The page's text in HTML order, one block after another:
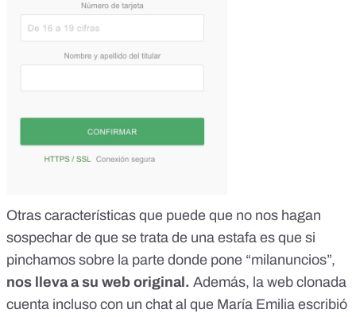
Otras características que puede que no nos hagan
sospechar de que se trata de una estafa es que si
pinchamos sobre la parte donde pone “milanuncios”,
nos lleva a su web original. Además, la web clonada
cuenta incluso con un chat al que María Emilia escribió